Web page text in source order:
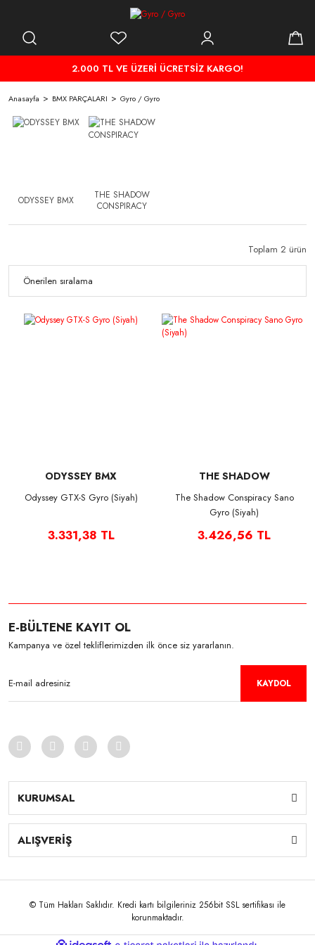
2.000 TL VE ÜZERİ ÜCRETSİZ KARGO!
Anasayfa BMX PARÇALARI Gyro / Gyro
ODYSSEY BMX
THE SHADOW
CONSPIRACY
Toplam 2 ürün
ODYSSEY BMX
Odyssey GTX-S Gyro (Siyah)
3.331,38 TL
THE SHADOW
The Shadow Conspiracy Sano
Gyro (Siyah)
3.426,56 TL
E-BÜLTENE KAYIT OL
Kampanya ve özel tekliflerimizden ilk önce siz yararlanın.
KAYDOL
KURUMSAL
ALIŞVERİŞ
© Tüm Hakları Saklıdır. Kredi kartı bilgileriniz 256bit SSL sertifikası ile
korunmaktadır.